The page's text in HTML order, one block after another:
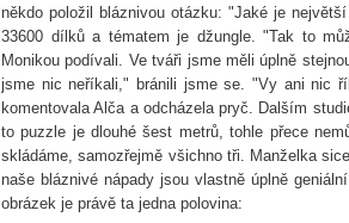
někdo položil bláznivou otázku: "Jaké je
33600 dílků a tématem je džungle. "Tak to
Monikou podívali. Ve tváři jsme měli úplně
jsme nic neříkali," bránili jsme se. "Vy ani nic
komentovala Alča a odcházela pryč. Dalším
to puzzle je dlouhé šest metrů, tohle přece
skládáme, samozřejmě všichno tři. Manželka
naše bláznivé nápady jsou vlastně úplně
obrázek je právě ta jedna polovina: